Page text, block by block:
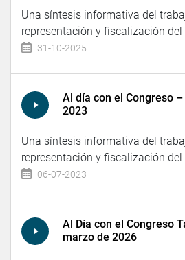
Una síntesis informativa del
representación y fiscalización del
31-10-2025
Al día con el Congreso
2023
Una síntesis informativa del
representación y fiscalización del
06-07-2023
Al Día con el Congreso
marzo de 2026